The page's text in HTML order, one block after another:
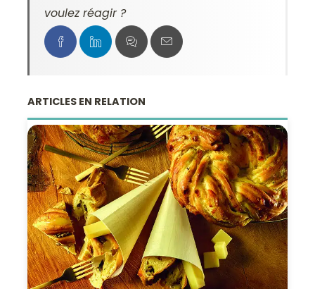
voulez réagir ?
ARTICLES EN RELATION